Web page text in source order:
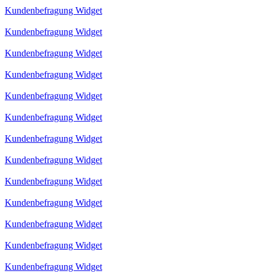
Kundenbefragung Widget
Kundenbefragung Widget
Kundenbefragung Widget
Kundenbefragung Widget
Kundenbefragung Widget
Kundenbefragung Widget
Kundenbefragung Widget
Kundenbefragung Widget
Kundenbefragung Widget
Kundenbefragung Widget
Kundenbefragung Widget
Kundenbefragung Widget
Kundenbefragung Widget